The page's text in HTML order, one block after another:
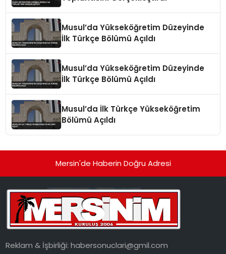
Musul’da Yükseköğretim Düzeyinde
İlk Türkçe Bölümü Açıldı
Musul’da Yükseköğretim Düzeyinde
İlk Türkçe Bölümü Açıldı
Musul’da İlk Türkçe Yükseköğretim
Bölümü Açıldı
Mersin'de Haberin Doğru Adresi
Reklam & İşbirliği:habersonuclari@gmil.com